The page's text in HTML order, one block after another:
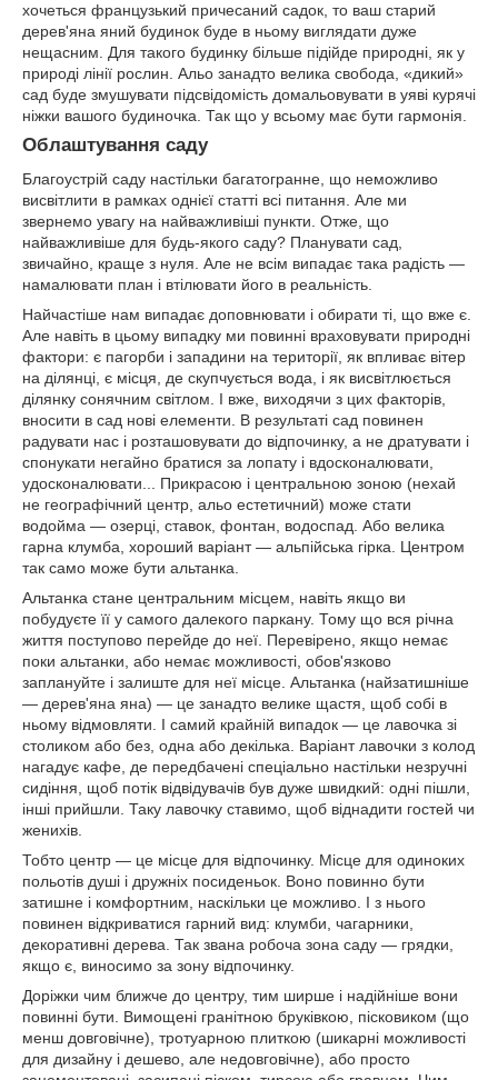
хочеться французький причесаний садок, то ваш старий
дерев'яна яний будинок буде в ньому виглядати дуже
нещасним. Для такого будинку більше підійде природні, як у
природі лінії рослин. Альо занадто велика свобода, «дикий»
сад буде змушувати підсвідомість домальовувати в уяві курячі
ніжки вашого будиночка. Так що у всьому має бути гармонія.
Облаштування саду
Благоустрій саду настільки багатогранне, що неможливо
висвітлити в рамках однієї статті всі питання. Але ми
звернемо увагу на найважливіші пункти. Отже, що
найважливіше для будь-якого саду? Планувати сад,
звичайно, краще з нуля. Але не всім випадає така радість —
намалювати план і втілювати його в реальність.
Найчастіше нам випадає доповнювати і обирати ті, що вже є.
Але навіть в цьому випадку ми повинні враховувати природні
фактори: є пагорби і западини на території, як впливає вітер
на ділянці, є місця, де скупчується вода, і як висвітлюється
ділянку сонячним світлом. І вже, виходячи з цих факторів,
вносити в сад нові елементи. В результаті сад повинен
радувати нас і розташовувати до відпочинку, а не дратувати і
спонукати негайно братися за лопату і вдосконалювати,
удосконалювати... Прикрасою і центральною зоною (нехай
не географічний центр, альо естетичний) може стати
водойма — озерці, ставок, фонтан, водоспад. Або велика
гарна клумба, хороший варіант — альпійська гірка. Центром
так само може бути альтанка.
Альтанка стане центральним місцем, навіть якщо ви
побудуєте її у самого далекого паркану. Тому що вся річна
життя поступово перейде до неї. Перевірено, якщо немає
поки альтанки, або немає можливості, обов'язково
заплануйте і залиште для неї місце. Альтанка (найзатишніше
— дерев'яна яна) — це занадто велике щастя, щоб собі в
ньому відмовляти. І самий крайній випадок — це лавочка зі
столиком або без, одна або декілька. Варіант лавочки з колод
нагадує кафе, де передбачені спеціально настільки незручні
сидіння, щоб потік відвідувачів був дуже швидкий: одні пішли,
інші прийшли. Таку лавочку ставимо, щоб віднадити гостей чи
женихів.
Тобто центр — це місце для відпочинку. Місце для одиноких
польотів душі і дружніх посиденьок. Воно повинно бути
затишне і комфортним, наскільки це можливо. І з нього
повинен відкриватися гарний вид: клумби, чагарники,
декоративні дерева. Так звана робоча зона саду — грядки,
якщо є, виносимо за зону відпочинку.
Доріжки чим ближче до центру, тим ширше і надійніше вони
повинні бути. Вимощені гранітною бруківкою, пісковиком (що
менш довговічне), тротуарною плиткою (шикарні можливості
для дизайну і дешево, але недовговічне), або просто